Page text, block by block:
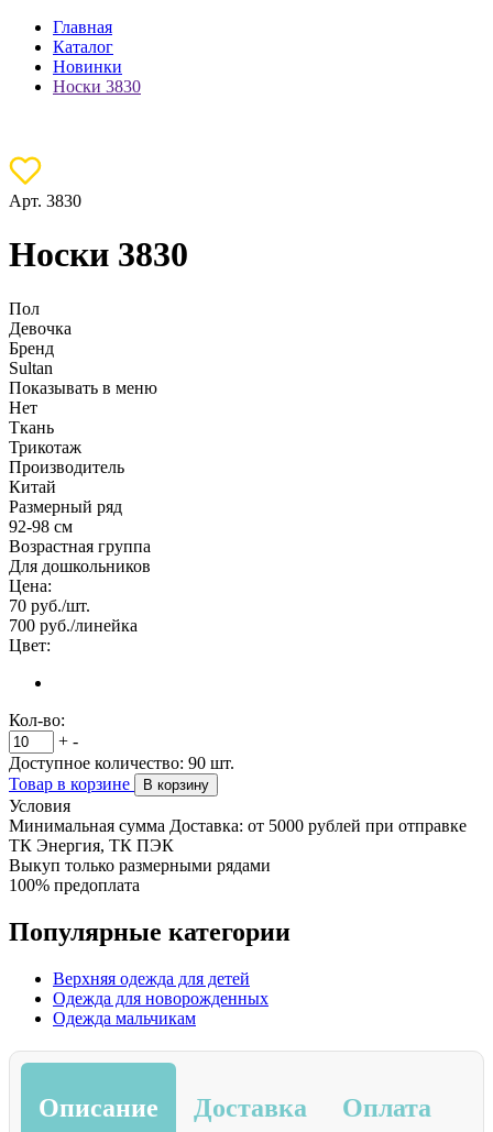
Главная
Каталог
Новинки
Носки 3830
Арт. 3830
Носки 3830
Пол
Девочка
Бренд
Sultan
Показывать в меню
Нет
Ткань
Трикотаж
Производитель
Китай
Размерный ряд
92-98 см
Возрастная группа
Для дошкольников
Цена:
70 руб./шт.
700 руб./линейка
Цвет:
Кол-во:
+ -
Доступное количество: 90 шт.
Товар в корзине
В корзину
Условия
Минимальная сумма Доставка: от 5000 рублей при отправке
ТК Энергия, ТК ПЭК
Выкуп только размерными рядами
100% предоплата
Популярные категории
Верхняя одежда для детей
Одежда для новорожденных
Одежда мальчикам
Описание Доставка Оплата